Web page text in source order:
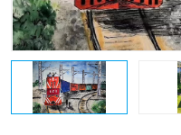
新能源电池出口物流